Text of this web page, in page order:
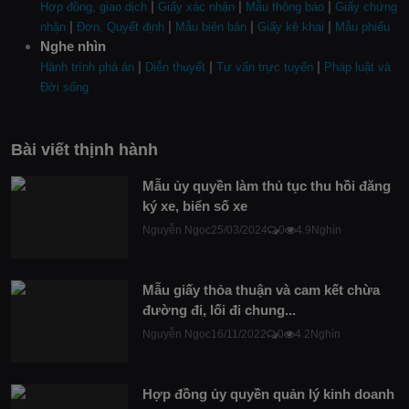
Hợp đồng, giao dịch Giấy xác nhận Mẫu thông báo
Giấy chứng
nhận
Đơn, Quyết định Mẫu biên bản Giấy kê khai Mẫu phiếu
Nghe nhìn
Hành trình phá án Diễn thuyết Tư vấn trực tuyến
Pháp luật và
Đời sống
Bài viết thịnh hành
Mẫu ủy quyền làm thủ tục thu hồi đăng
ký xe, biển số xe
Nguyễn Ngọc25/03/2024 0 4.9Nghìn
Mẫu giấy thỏa thuận và cam kết chừa
đường đi, lối đi chung...
Nguyễn Ngọc16/11/2022 0 4.2Nghìn
Hợp đồng ủy quyền quản lý kinh doanh